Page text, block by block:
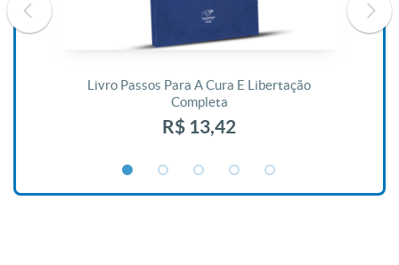
Livro Passos Para A Cura E Libertação
Completa
R$ 13,42